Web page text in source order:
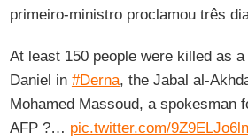
primeiro-ministro proclamou três
At least 150 people were killed as
Daniel in #Derna, the Jabal al-
Mohamed Massoud, a spokesman
AFP ?… pic.twitter.com/9Z9ELJo6ln